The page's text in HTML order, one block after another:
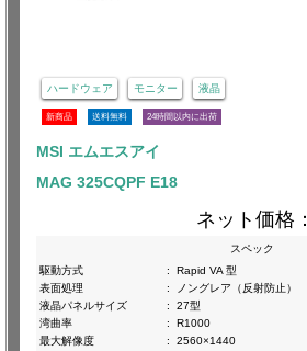
ハードウェア モニター 液晶
新商品 送料無料 24時間以内に出荷
MSI エムエスアイ
MAG 325CQPF E18
ネット価格：
スペック
駆動方式
:
Rapid VA 型
表面処理
:
ノングレア（反射防止）
液晶パネルサイズ
:
27型
湾曲率
:
R1000
最大解像度
:
2560×1440